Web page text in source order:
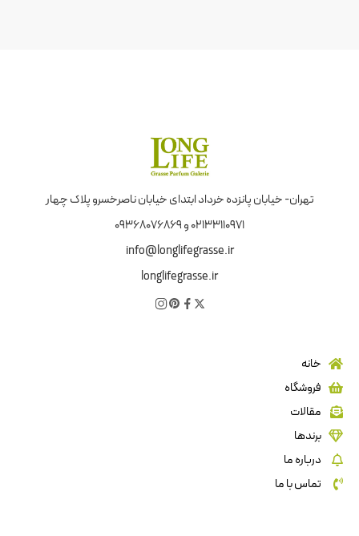
تهران- خیابان پانزده خرداد ابتدای خیابان ناصرخسرو پلاک چهار
02133110971 و 09368076869
info@longlifegrasse.ir
longlifegrasse.ir
خانه
فروشگاه
مقالات
برندها
درباره ما
تماس با ما